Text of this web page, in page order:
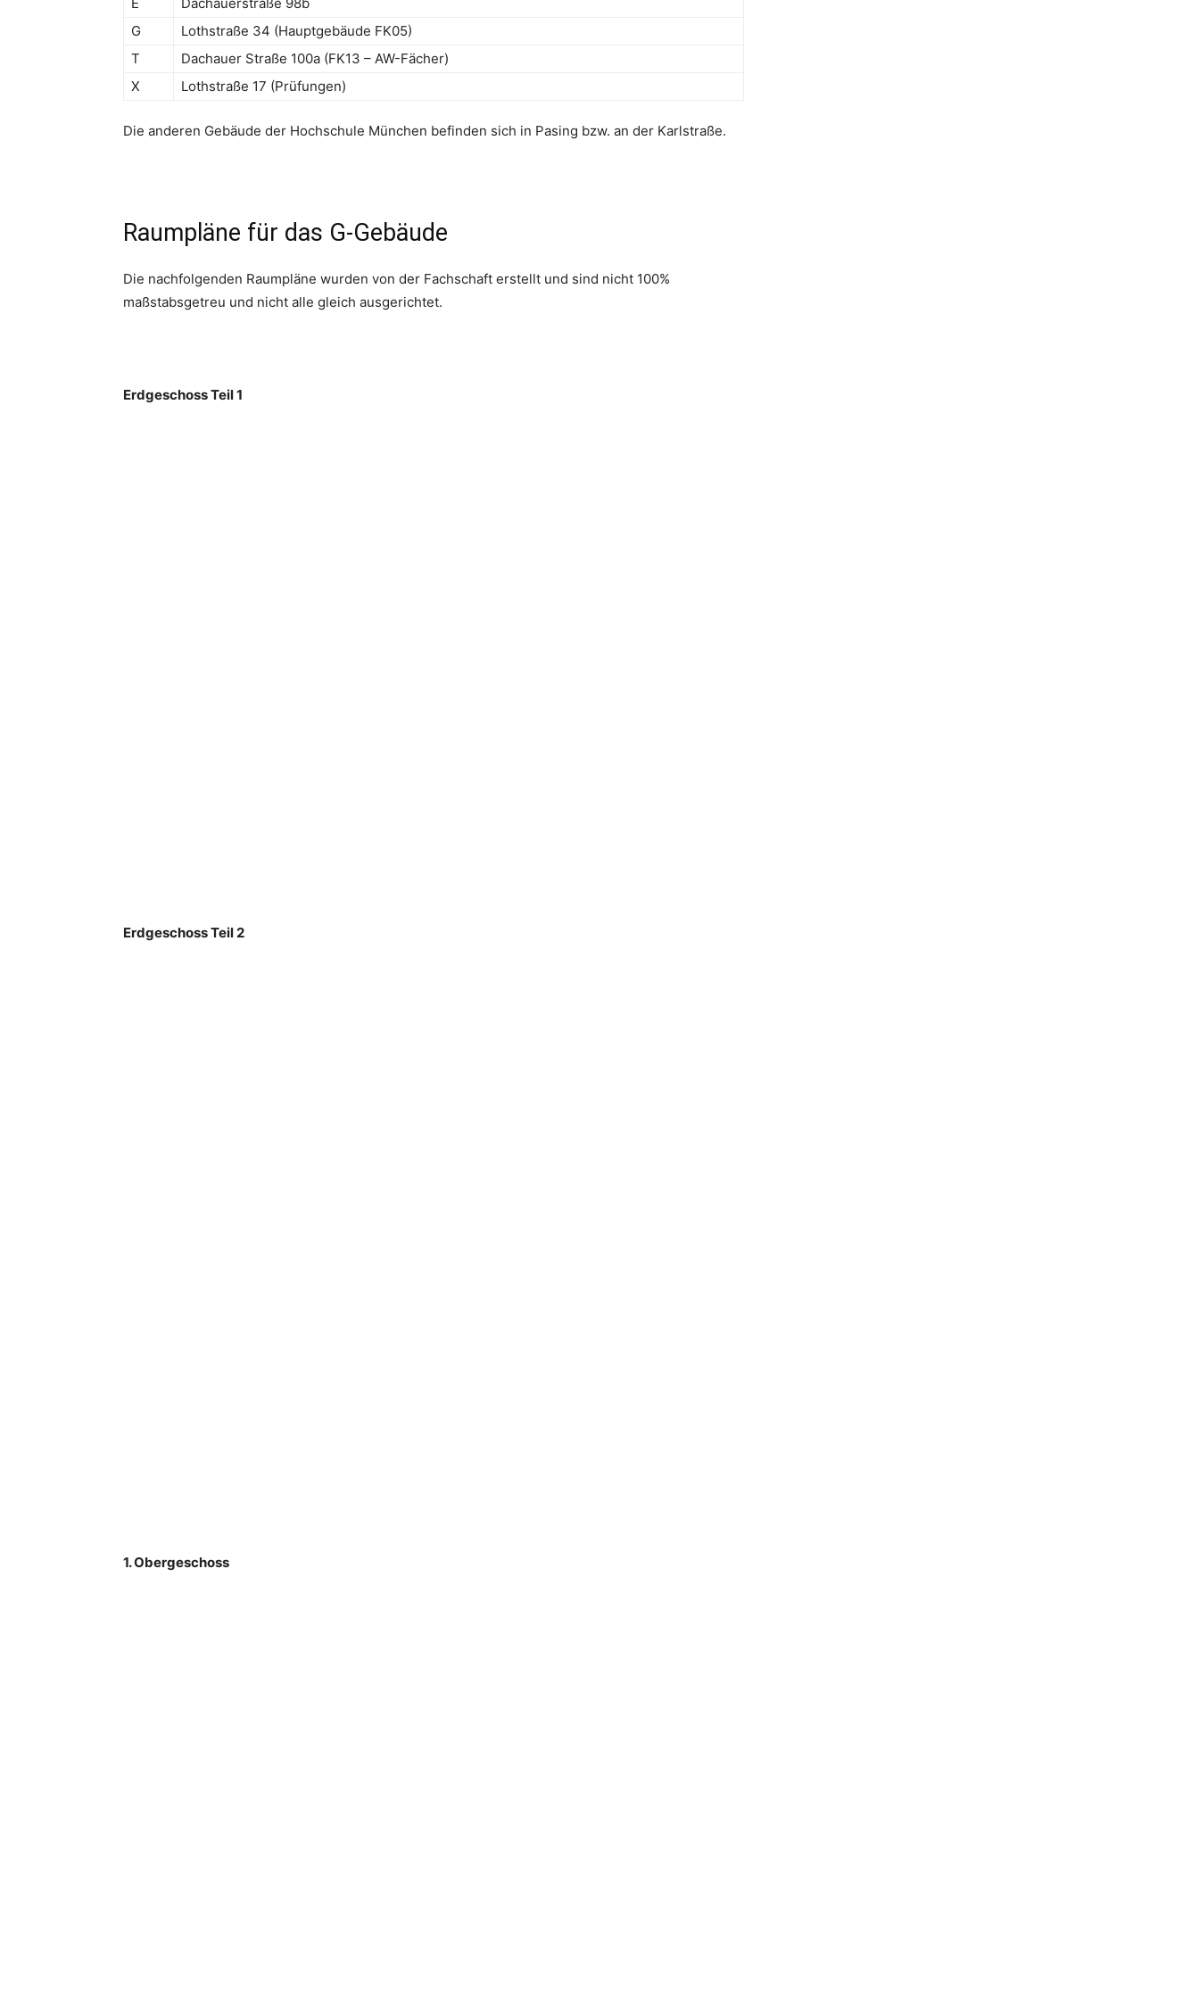
G
Lothstraße 34 (Hauptgebäude FK05)
T
Dachauer Straße 100a (FK13 – AW-Fächer)
X
Lothstraße 17 (Prüfungen)
Die anderen Gebäude der Hochschule München befinden sich in Pasing bzw. an der Karlstraße.
Raumpläne für das G-Gebäude
Die nachfolgenden Raumpläne wurden von der Fachschaft erstellt und sind nicht 100%
maßstabsgetreu und nicht alle gleich ausgerichtet.
Erdgeschoss Teil 1
Erdgeschoss Teil 2
1. Obergeschoss